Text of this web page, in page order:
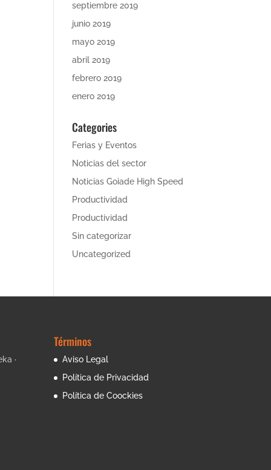
septiembre 2019
junio 2019
mayo 2019
abril 2019
febrero 2019
enero 2019
Categories
Ferias y Eventos
Noticias del sector
Noticias Goiade High Speed
Productividad
Productividad
Sin categorizar
Uncategorized
·
Términos
Aviso Legal
Política de Privacidad
Política de Coockies